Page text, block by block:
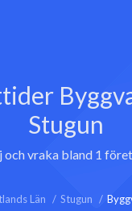
Stugun
och vraka bland 1
Län Stugun